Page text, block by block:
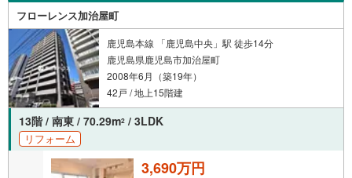
ば近隣の資料をお持ちいたします 他にもご覧になりたい物
件がございましたら、遠慮なくお申し付けください 店頭で
住宅ローンのご相談、資金計画、お申込みが可能です 売却
のご相談・査定も無料で受付中 お家のことならハウスドゥ
鹿児島中央の南日本ハウスにお任せ下さい！
フローレンス加治屋町
鹿児島本線 「鹿児島中央」駅 徒歩14分
鹿児島県鹿児島市加治屋町
2008年6月（築19年）
42戸 / 地上15階建
13階 / 南東 / 70.29m2 / 3LDK
リフォーム
3,690万円